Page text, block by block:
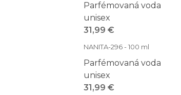
Parfémovaná voda
unisex
31,99 €
NANITA-296 - 100 ml
Parfémovaná voda
unisex
31,99 €